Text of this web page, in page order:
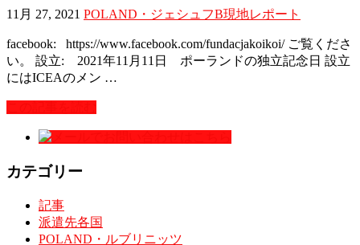
11月 27, 2021 POLAND・ジェシュフB現地レポート
facebook: https://www.facebook.com/fundacjakoikoi/ ご覧くださ
い。 設立: 2021年11月11日 ポーランドの独立記念日 設立
にはICEAのメン …
カテゴリー
記事
派遣先各国
POLAND・ルブリニッツ